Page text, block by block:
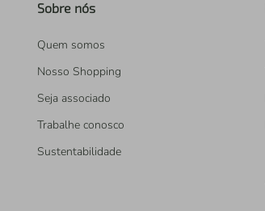
Sobre nós
Quem somos
Nosso Shopping
Seja associado
Trabalhe conosco
Sustentabilidade